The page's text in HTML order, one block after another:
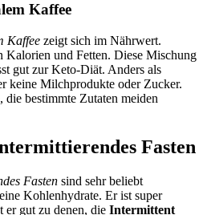
Kaffee
Kaffee zeigt sich im Nährwert.
und Fetten. Diese Mischung
gut zur Keto-Diät. Anders als
keine Milchprodukte oder Zucker.
bestimmte Zutaten meiden
Fasten
Fasten sind sehr beliebt
Kohlenhydrate. Er ist super
er gut zu denen, die Intermittent